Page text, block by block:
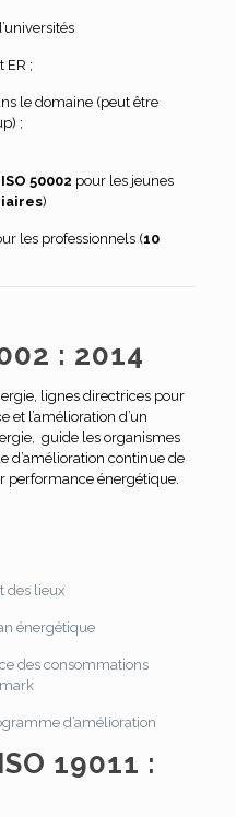
ER ;
le domaine (peut être
;
ISO 50002 pour les jeunes
)
les professionnels (10
: 2014
lignes directrices pour
et l’amélioration d’un
guide les organismes
d’amélioration continue de
performance énergétique.
des lieux
énergétique
des consommations
d’amélioration
19011 :